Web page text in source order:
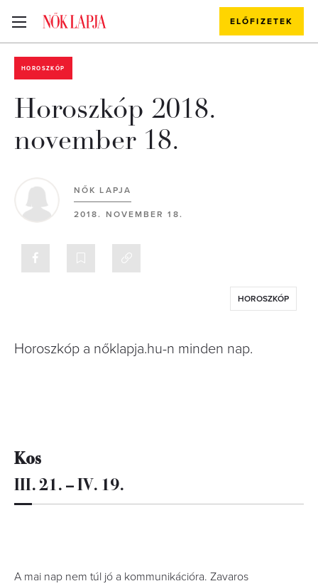
ELŐFIZETEK
HOROSZKÓP
Horoszkóp 2018.
november 18.
NŐK LAPJA
2018. NOVEMBER 18.
HOROSZKÓP
Horoszkóp a nőklapja.hu-n minden nap.
Kos
III. 21. – IV. 19.
A mai nap nem túl jó a kommunikációra. Zavaros